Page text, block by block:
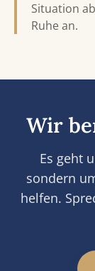
Situation
Ruhe an.
Wir
Es geht
sondern
helfen.